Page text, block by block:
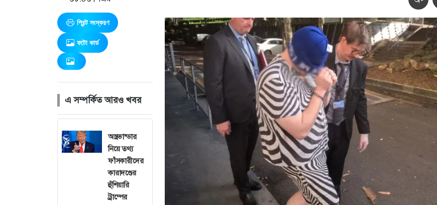
প্রিন্ট সংস্করণ
ফটো কার্ড
এ সম্পর্কিত আরও খবর
অস্ত্রভান্ডার
নিয়ে তথ্য
ফাঁসকারীদের
কারাদণ্ডের
হুঁশিয়ারি
ট্রাম্পের